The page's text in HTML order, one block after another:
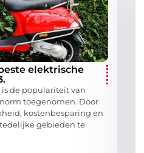
elektrische
de populariteit van
toegenomen. Door
kostenbesparing en
gebieden te